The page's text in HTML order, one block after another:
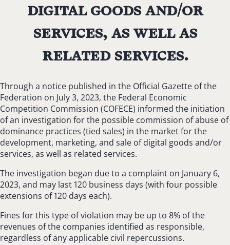
digital goods and/or
services, as well as
related services.
Through a notice published in the Official Gazette of the
Federation on July 3, 2023, the Federal Economic
Competition Commission (COFECE) informed the initiation
of an investigation for the possible commission of abuse of
dominance practices (tied sales) in the market for the
development, marketing, and sale of digital goods and/or
services, as well as related services.
The investigation began due to a complaint on January 6,
2023, and may last 120 business days (with four possible
extensions of 120 days each).
Fines for this type of violation may be up to 8% of the
revenues of the companies identified as responsible,
regardless of any applicable civil repercussions.